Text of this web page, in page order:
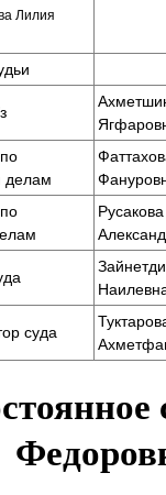
Лилия
делам
суда